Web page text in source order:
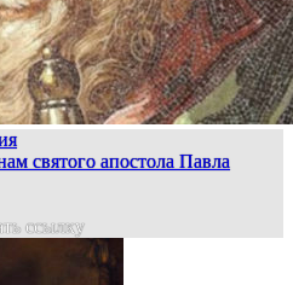
святого апостола Павла